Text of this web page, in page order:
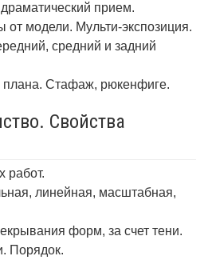
прием.
модели. Мульти-экспозиция.
средний и задний
плана. Стафаж, рюкенфиге.
Свойства
работ.
линейная, масштабная,
форм, за счет тени.
Порядок.